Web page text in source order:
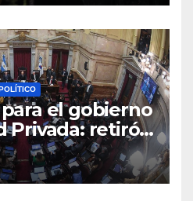
el gobierno
Privada: retiró
pretendía
de Manejo